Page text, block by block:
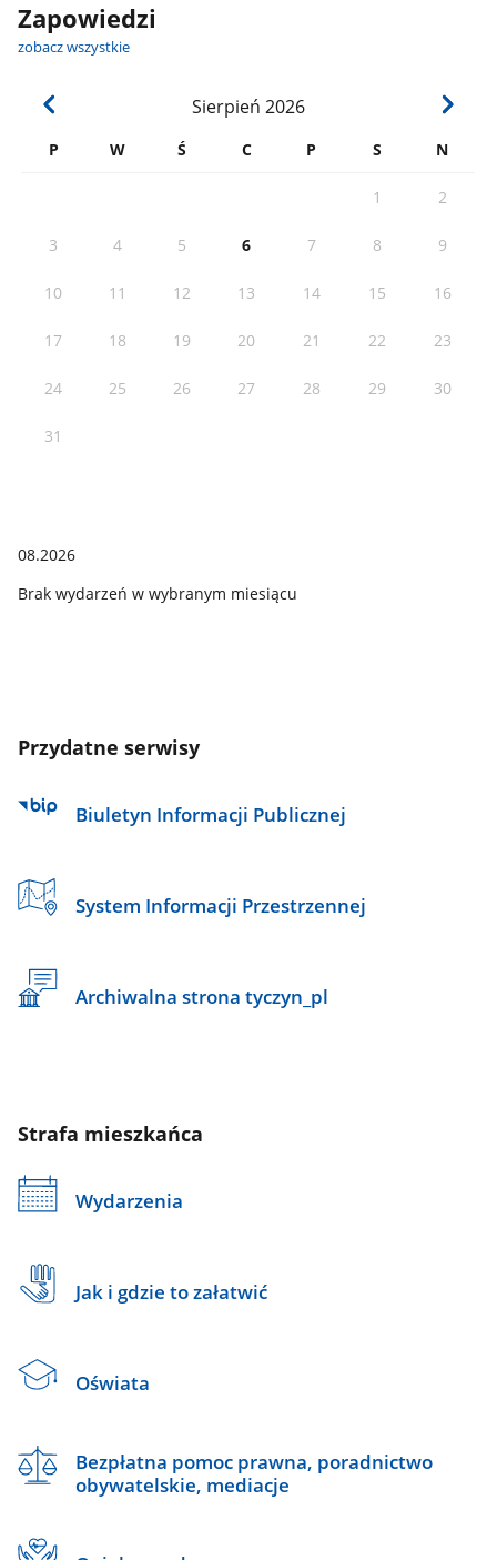
Zapowiedzi
zobacz wszystkie
Sierpień 2026
P W Ś C P S N
1 2
3 4 5 6 7 8 9
10 11 12 13 14 15 16
17 18 19 20 21 22 23
24 25 26 27 28 29 30
31
08.2026
Brak wydarzeń w wybranym miesiącu
Przydatne serwisy
Biuletyn Informacji Publicznej
System Informacji Przestrzennej
Archiwalna strona tyczyn_pl
Strafa mieszkańca
Wydarzenia
Jak i gdzie to załatwić
Oświata
Bezpłatna pomoc prawna, poradnictwo
obywatelskie, mediacje